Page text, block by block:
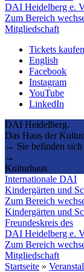
DAI Heidelberg e.
Zum Bereich
Mitgliedschaft
Tickets kaufen
English
Facebook
Instagram
YouTube
LinkedIn
DAI Heidelberg.
Das Haus der
→ Sie befinden sich
→
Kulturhaus
Internationale DAI
Kindergärten und
Zum Bereich
Kindergärten und
Freundeskreis des
DAI Heidelberg e.
Zum Bereich
Mitgliedschaft
Startseite »